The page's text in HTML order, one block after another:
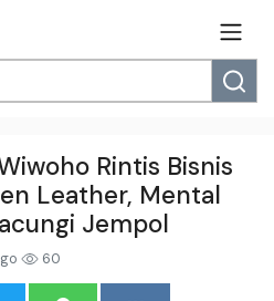
Rintis Bisnis
Leather, Mental
Jempol
60